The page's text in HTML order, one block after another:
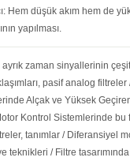
Hem düşük akım hem de
yapılması.
zaman sinyallerinin
pasif analog
Alçak ve Yüksek
Kontrol Sistemlerinde
tanımlar / Diferansiyel
teknikleri / Filtre